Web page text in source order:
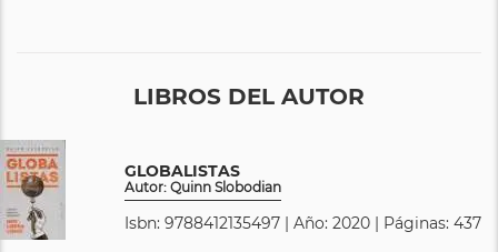
LIBROS DEL AUTOR
GLOBALISTAS
Autor: Quinn Slobodian
Isbn: 9788412135497 | Año: 2020 | Páginas: 437